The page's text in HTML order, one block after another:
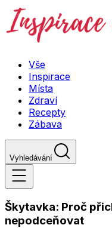
Vše
Inspirace
Místa
Zdraví
Recepty
Zábava
Vyhledávání
Škytavka: Proč
nepodceňovat